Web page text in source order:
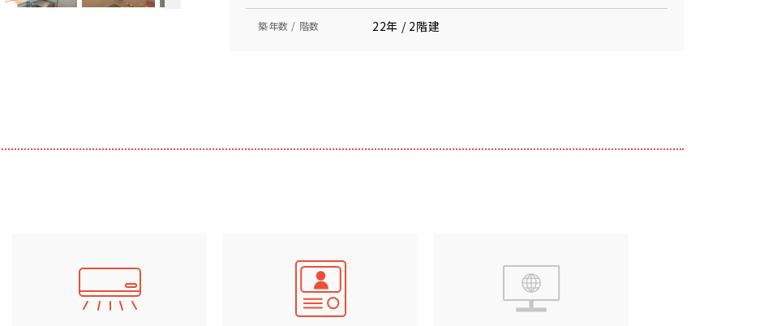
築年数 / 階数 22年 / 2階建